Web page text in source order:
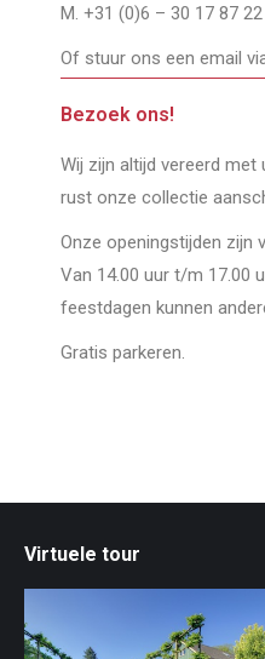
M. +31 (0)6 – 30 17 87 22
Of stuur ons een email
Bezoek ons!
Wij zijn altijd vereerd met
rust onze collectie
Onze openingstijden zijn
Van 14.00 uur t/m 17.00
feestdagen kunnen
Gratis parkeren.
Virtuele tour